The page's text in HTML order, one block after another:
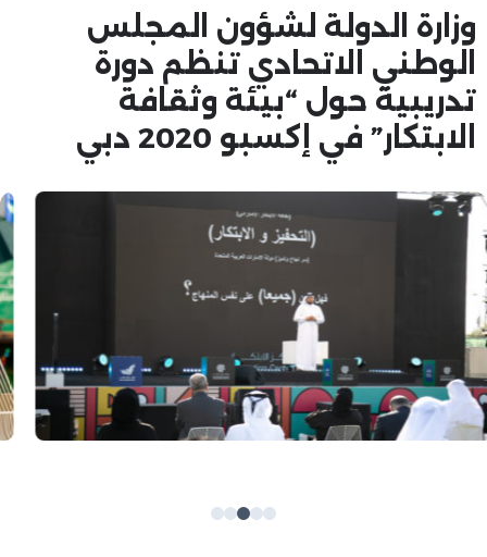
وزارة الدولة لشؤون المجلس
الوطني الاتحادي تنظم دورة
تدريبية حول “بيئة وثقافة
الابتكار” في إكسبو 2020 دبي